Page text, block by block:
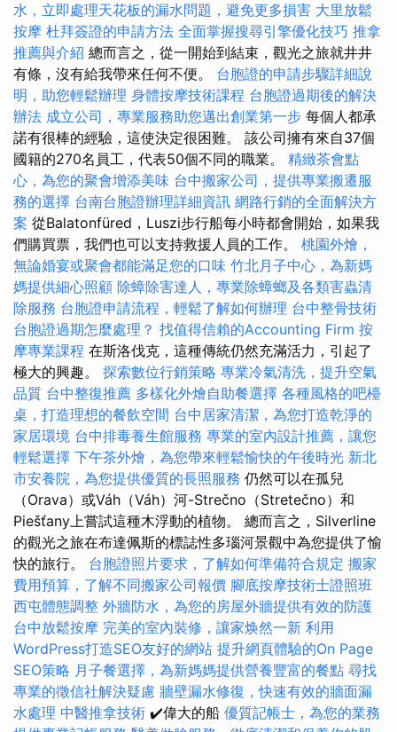
水，立即處理天花板的漏水問題，避免更多損害 大里放鬆
按摩 杜拜簽證的申請方法 全面掌握搜尋引擎優化技巧 推拿
推薦與介紹 總而言之，從一開始到結束，觀光之旅就井井
有條，沒有給我帶來任何不便。 台胞證的申請步驟詳細說
明，助您輕鬆辦理 身體按摩技術課程 台胞證過期後的解決
辦法 成立公司，專業服務助您邁出創業第一步 每個人都承
諾有很棒的經驗，這使決定很困難。 該公司擁有來自37個
國籍的270名員工，代表50個不同的職業。 精緻茶會點
心，為您的聚會增添美味 台中搬家公司，提供專業搬遷服
務的選擇 台南台胞證辦理詳細資訊 網路行銷的全面解決方
案 從Balatonfüred，Luszi步行船每小時都會開始，如果我
們購買票，我們也可以支持救援人員的工作。 桃園外燴，
無論婚宴或聚會都能滿足您的口味 竹北月子中心，為新媽
媽提供細心照顧 除蟑除害達人，專業除蟑螂及各類害蟲清
除服務 台胞證申請流程，輕鬆了解如何辦理 台中整骨技術
台胞證過期怎麼處理？ 找值得信賴的Accounting Firm 按
摩專業課程 在斯洛伐克，這種傳統仍然充滿活力，引起了
極大的興趣。 探索數位行銷策略 專業冷氣清洗，提升空氣
品質 台中整復推薦 多樣化外燴自助餐選擇 各種風格的吧檯
桌，打造理想的餐飲空間 台中居家清潔，為您打造乾淨的
家居環境 台中排毒養生館服務 專業的室內設計推薦，讓您
輕鬆選擇 下午茶外燴，為您帶來輕鬆愉快的午後時光 新北
市安養院，為您提供優質的長照服務 仍然可以在孤兒
（Orava）或Váh（Váh）河-Strečno（Stretečno）和
Piešťany上嘗試這種木浮動的植物。 總而言之，Silverline
的觀光之旅在布達佩斯的標誌性多瑙河景觀中為您提供了愉
快的旅行。 台胞證照片要求，了解如何準備符合規定 搬家
費用預算，了解不同搬家公司報價 腳底按摩技術士證照班
西屯體態調整 外牆防水，為您的房屋外牆提供有效的防護
台中放鬆按摩 完美的室內裝修，讓家焕然一新 利用
WordPress打造SEO友好的網站 提升網頁體驗的On Page
SEO策略 月子餐選擇，為新媽媽提供營養豐富的餐點 尋找
專業的徵信社解決疑慮 牆壁漏水修復，快速有效的牆面漏
水處理 中醫推拿技術 ✔️偉大的船 優質記帳士，為您的業務